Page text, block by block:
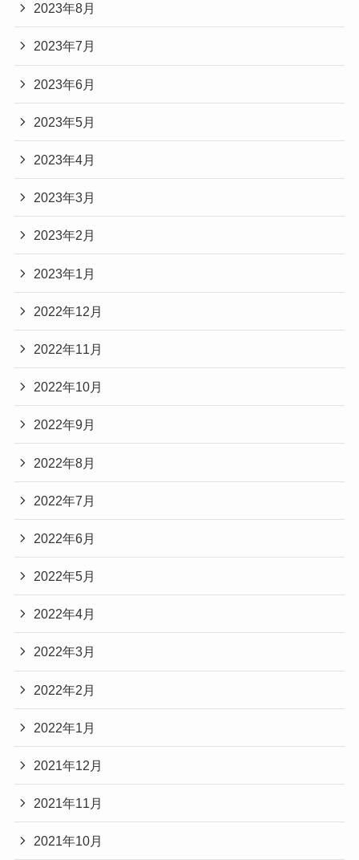
2023年8月
2023年7月
2023年6月
2023年5月
2023年4月
2023年3月
2023年2月
2023年1月
2022年12月
2022年11月
2022年10月
2022年9月
2022年8月
2022年7月
2022年6月
2022年5月
2022年4月
2022年3月
2022年2月
2022年1月
2021年12月
2021年11月
2021年10月